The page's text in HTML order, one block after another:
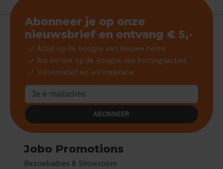
Jobo Promotions
Bezoekadres & Showroom
Abonneer je op onze
nieuwsbrief en ontvang € 5,-
check Altijd op de hoogte van nieuwe items
check Als eerste op de hoogte van kortingsacties
check Informatief en vol inspiratie
ABONNEER